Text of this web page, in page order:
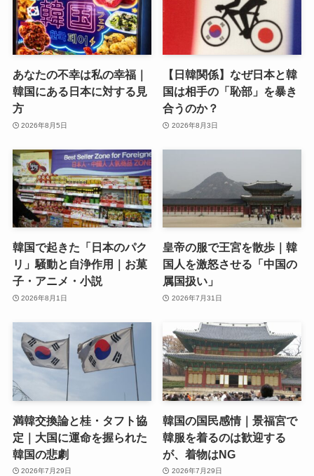
あなたの不幸は私の幸福｜
韓国にある日本に対する見
方
2026年8月5日
【日韓関係】なぜ日本と韓
国は相手の「恥部」を暴き
合うのか？
2026年8月3日
韓国で起きた「日本のパク
リ」騒動と自浄作用｜お菓
子・アニメ・小説
2026年8月1日
皇帝の服で王宮を散歩｜韓
国人を激怒させる「中国の
属国扱い」
2026年7月31日
満韓交換論と桂・タフト協
定｜大国に運命を握られた
韓国の悲劇
2026年7月29日
韓国の国民感情｜景福宮で
韓服を着るのは歓迎する
が、着物はNG
2026年7月29日